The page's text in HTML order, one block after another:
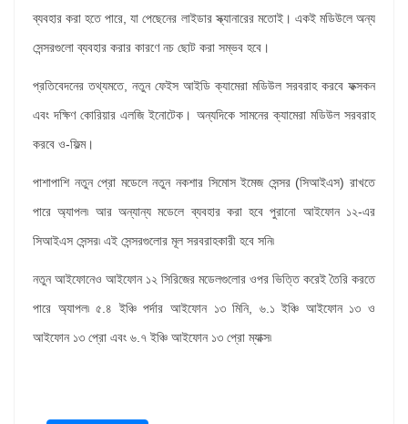
ব্যবহার করা হতে পারে, যা পেছেনের লাইডার স্ক্যানারের মতোই। একই মডিউলে অন্য
সেন্সরগুলো ব্যবহার করার কারণে নচ ছোট করা সম্ভব হবে।
প্রতিবেদনের তথ্যমতে, নতুন ফেইস আইডি ক্যামেরা মডিউল সরবরাহ করবে ফক্সকন
এবং দক্ষিণ কোরিয়ার এলজি ইনোটেক। অন্যদিকে সামনের ক্যামেরা মডিউল সরবরাহ
করবে ও-ফিল্ম।
পাশাপাশি নতুন প্রো মডেলে নতুন নকশার সিমোস ইমেজ সেন্সর (সিআইএস) রাখতে
পারে অ্যাপল৷ আর অন্যান্য মডেলে ব্যবহার করা হবে পুরানো আইফোন ১২-এর
সিআইএস সেন্সর৷ এই সেন্সরগুলোর মূল সরবরাহকারী হবে সনি৷
নতুন আইফোনেও আইফোন ১২ সিরিজের মডেলগুলোর ওপর ভিত্তি করেই তৈরি করতে
পারে অ্যাপল৷ ৫.৪ ইঞ্চি পর্দার আইফোন ১৩ মিনি, ৬.১ ইঞ্চি আইফোন ১৩ ও
আইফোন ১৩ প্রো এবং ৬.৭ ইঞ্চি আইফোন ১৩ প্রো ম্যাক্স৷